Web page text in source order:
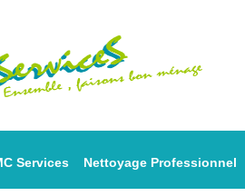
Services Nettoyage Professionnel